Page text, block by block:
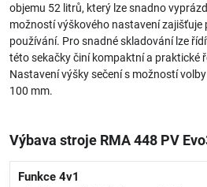
objemu 52 litrů, který lze snadno
možností výškového nastavení zajišťuje
používání. Pro snadné skladování lze
této sekačky činí kompaktní a praktické
Nastavení výšky sečení s možností
100 mm.
Výbava stroje RMA 448 PV
Funkce 4v1